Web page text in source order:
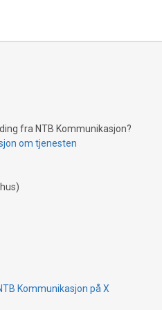
fra NTB Kommunikasjon?
om tjenesten
Kommunikasjon på X